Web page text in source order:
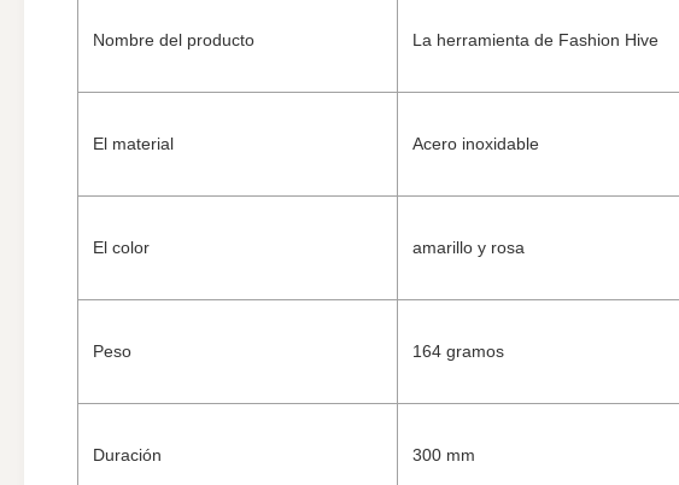
Nombre del producto La herramienta de Fashion Hive
El material Acero inoxidable
El color amarillo y rosa
Peso 164 gramos
Duración 300 mm